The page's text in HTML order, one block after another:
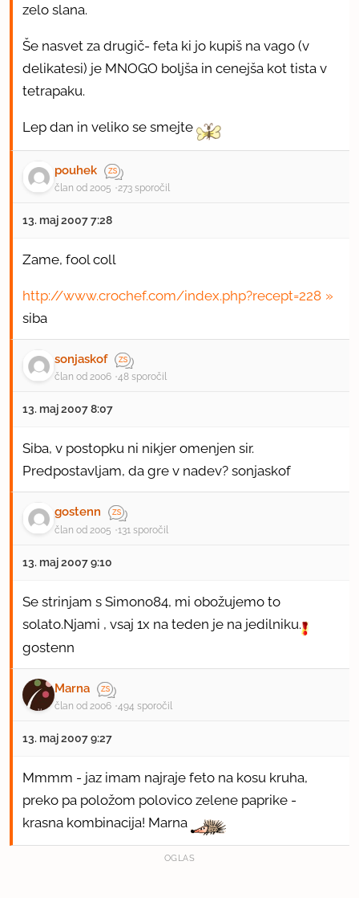
zelo slana.
Še nasvet za drugič- feta ki jo kupiš na vago (v
delikatesi) je MNOGO boljša in cenejša kot tista v
tetrapaku.
Lep dan in veliko se smejte
pouhek
član od 2005 273 sporočil
13. maj 2007 7:28
Zame, fool coll
http://www.crochef.com/index.php?recept=228
siba
sonjaskof
član od 2006 48 sporočil
13. maj 2007 8:07
Siba, v postopku ni nikjer omenjen sir.
Predpostavljam, da gre v nadev? sonjaskof
gostenn
član od 2005 131 sporočil
13. maj 2007 9:10
Se strinjam s Simono84, mi obožujemo to
solato.Njami , vsaj 1x na teden je na jedilniku.
gostenn
Marna
član od 2006 494 sporočil
13. maj 2007 9:27
Mmmm - jaz imam najraje feto na kosu kruha,
preko pa položom polovico zelene paprike -
krasna kombinacija! Marna
OGLAS